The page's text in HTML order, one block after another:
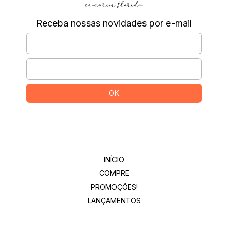
Receba nossas novidades por e-mail
INÍCIO
COMPRE
PROMOÇÕES!
LANÇAMENTOS